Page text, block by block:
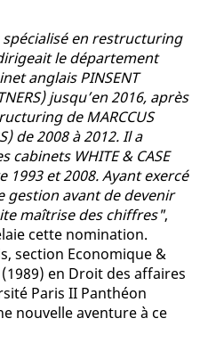
spécialisé en restructuring
le département
anglais PINSENT
jusqu’en 2016, après
de MARCCUS
de 2008 à 2012. Il a
cabinets WHITE & CASE
1993 et 2008. Ayant exercé
gestion avant de devenir
maîtrise des chiffres",
cette nomination.
section Economique &
en Droit des affaires
Paris II Panthéon
nouvelle aventure à ce